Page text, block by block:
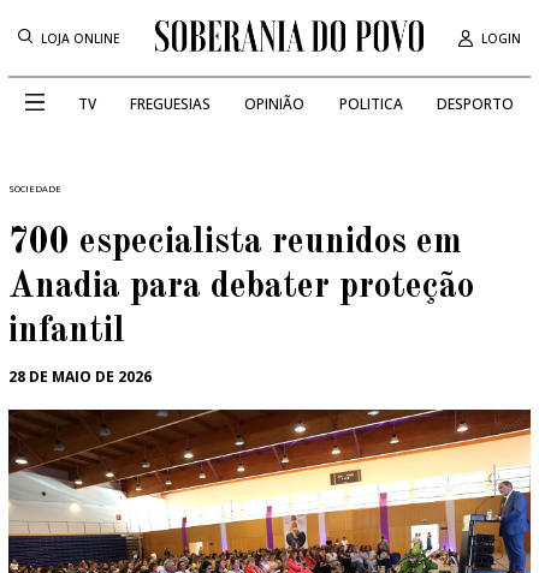
LOJA ONLINE LOGIN
TV FREGUESIAS OPINIÃO POLITICA DESPORTO
SOCIEDADE
700 especialista reunidos em
Anadia para debater proteção
infantil
28 DE MAIO DE 2026